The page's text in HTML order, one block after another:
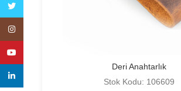
Deri Anahtarlık
Stok Kodu: 106609